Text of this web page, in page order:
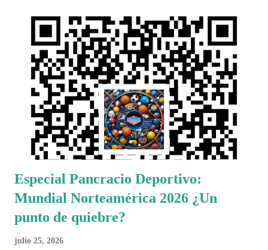
Especial Pancracio Deportivo:
Mundial Norteamérica 2026 ¿Un
punto de quiebre?
julio 25, 2026